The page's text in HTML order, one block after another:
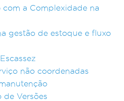
a Complexidade na
gestão de estoque e fluxo
não coordenadas
de Versões